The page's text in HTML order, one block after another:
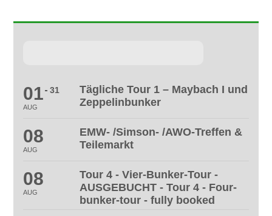
01
AUG
31
Tägliche Tour 1 – Maybach I und
Zeppelinbunker
08
AUG
EMW- /Simson- /AWO-Treffen &
Teilemarkt
08
AUG
Tour 4 - Vier-Bunker-Tour -
AUSGEBUCHT - Tour 4 - Four-
bunker-tour - fully booked